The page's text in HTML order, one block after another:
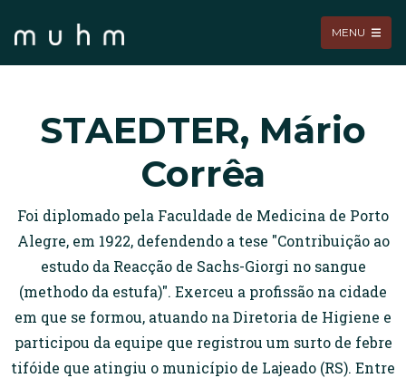
MENU
STAEDTER, Mário
Corrêa
Foi diplomado pela Faculdade de Medicina de Porto
Alegre, em 1922, defendendo a tese "Contribuição ao
estudo da Reacção de Sachs-Giorgi no sangue
(methodo da estufa)". Exerceu a profissão na cidade
em que se formou, atuando na Diretoria de Higiene e
participou da equipe que registrou um surto de febre
tifóide que atingiu o município de Lajeado (RS). Entre